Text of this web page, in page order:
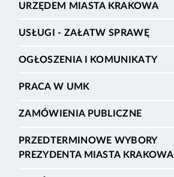
URZĘDEM MIASTA KRAKOWA
USŁUGI - ZAŁATW SPRAWĘ
OGŁOSZENIA I KOMUNIKATY
PRACA W UMK
ZAMÓWIENIA PUBLICZNE
PRZEDTERMINOWE WYBORY
PREZYDENTA MIASTA KRAKOWA